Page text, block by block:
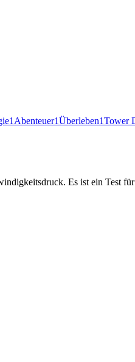
1 Abenteuer1Überleben1Tower
Es ist ein Test